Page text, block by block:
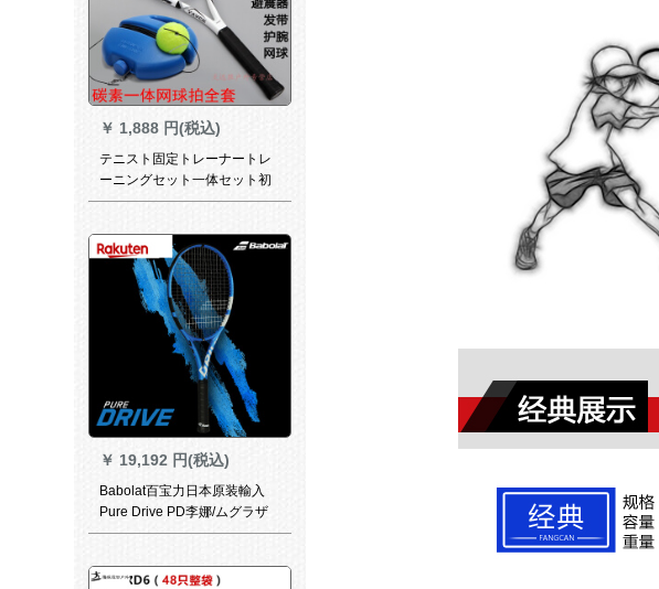
￥ 1,888 円(税込)
テニスト固定トレーナートレ
ーニングセット一体セット初
心者テニバンド线回弾バンド
￥ 19,192 円(税込)
Babolat百宝力日本原装輸入
Pure Drive PD李娜/ムグラザ
ード戦プロシュートシュート
101335 G 2